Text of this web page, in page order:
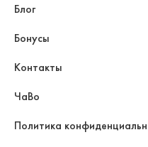
Блог
Бонусы
Контакты
ЧаВо
Политика